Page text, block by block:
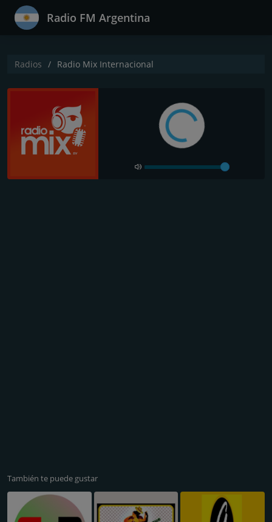
Radio FM Argentina
Radios Radio Mix Internacional
También te puede gustar